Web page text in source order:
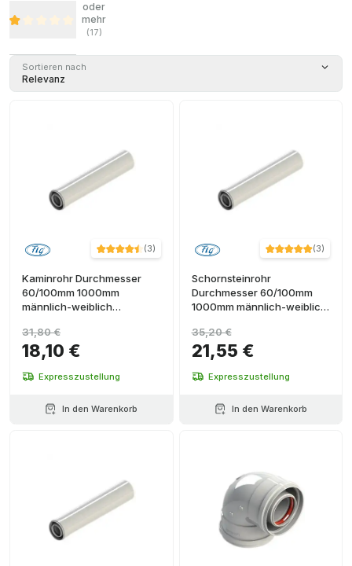
oder
mehr
(17)
Sortieren nach
Relevanz
(3)
Kaminrohr Durchmesser
60/100mm 1000mm
männlich-weiblich
18,10 €
31,80 €
Expresszustellung
In den Warenkorb
(3)
Schornsteinrohr
Durchmesser 60/100mm
1000mm männlich-weiblich
21,55 €
35,20 €
Expresszustellung
In den Warenkorb